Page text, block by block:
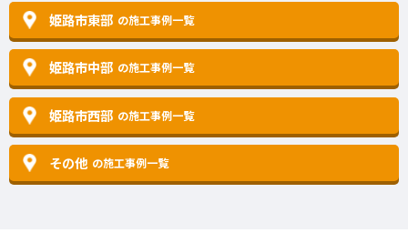
姫路市東部 の施工事例一覧
姫路市中部 の施工事例一覧
姫路市西部 の施工事例一覧
その他 の施工事例一覧